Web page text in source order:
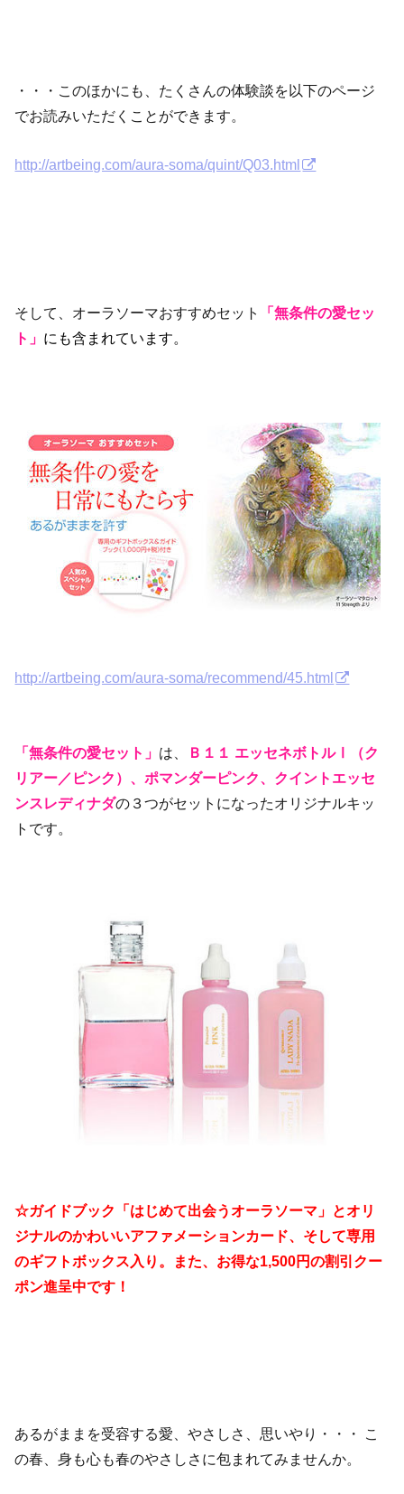
・・・このほかにも、たくさんの体験談を以下のページ
でお読みいただくことができます。
http://artbeing.com/aura-soma/quint/Q03.html
そして、オーラソーマおすすめセット
「無条件の愛セッ
ト」 にも含まれています。
http://artbeing.com/aura-soma/recommend/45.html
「無条件の愛セット」 は、
Ｂ１１ エッセネボトルⅠ（ク
リアー／ピンク）、ポマンダーピンク、クイントエッセ
ンスレディナダの３つがセットになったオリジナルキッ
トです。
☆ガイドブック「はじめて出会うオーラソーマ」とオリ
ジナルのかわいいアファメーションカード、そして専用
のギフトボックス入り。また、お得な1,500円の割引クー
ポン進呈中です！
あるがままを受容する愛、やさしさ、思いやり・・・ こ
の春、身も心も春のやさしさに包まれてみませんか。